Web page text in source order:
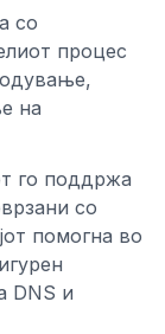
со
процес
на
го поддржа
со
помогна во
DNS и